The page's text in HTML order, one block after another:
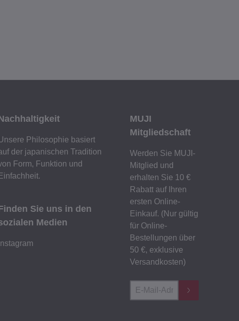
Philosophie basiert
der japanischen Tradition
Form, Funktion und
Einfachheit.
Sie uns in den
Medien
Instagram
MUJI
Mitgliedschaft
Werden Sie MUJI-
Mitglied und
erhalten Sie 10 €
Rabatt auf Ihren
ersten Online-
Einkauf. (Nur gültig
für Online-
Bestellungen über
50 €, exklusive
Versandkosten)